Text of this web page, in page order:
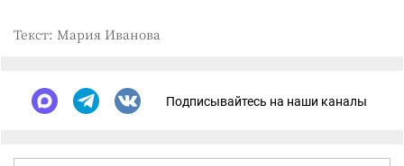
Текст: Мария Иванова
Подписывайтесь на наши каналы